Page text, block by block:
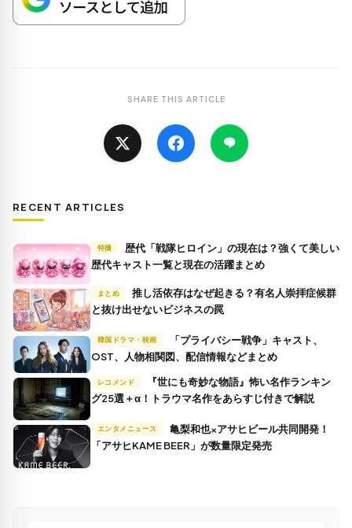
SHARE THIS ARTICLE
RECENT ARTICLES
特撮
歴代キャスト一覧と現在の活躍まとめ
まとめ
推し活依存はなぜ起きる？有名人崇拝症候群
と抜け出せないビジネスの罠
韓国ドラマ・映画
OST、人物相関図、配信情報などまとめ
レコメンド
グ25選＋α！トラウマ名作をあらすじ付きで解説
エンタメニュース
「アサヒKAME BEER」が数量限定発売